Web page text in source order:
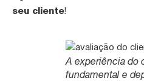
seu cliente!
A experiência do
fundamental e